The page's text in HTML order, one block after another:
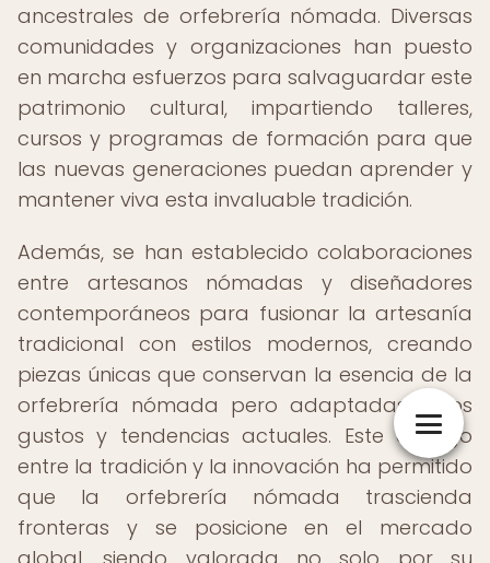
ancestrales de orfebrería nómada. Diversas
comunidades y organizaciones han puesto
en marcha esfuerzos para salvaguardar este
patrimonio cultural, impartiendo talleres,
cursos y programas de formación para que
las nuevas generaciones puedan aprender y
mantener viva esta invaluable tradición.
Además, se han establecido colaboraciones
entre artesanos nómadas y diseñadores
contemporáneos para fusionar la artesanía
tradicional con estilos modernos, creando
piezas únicas que conservan la esencia de la
orfebrería nómada pero adaptadas a los
gustos y tendencias actuales. Este diálogo
entre la tradición y la innovación ha permitido
que la orfebrería nómada trascienda
fronteras y se posicione en el mercado